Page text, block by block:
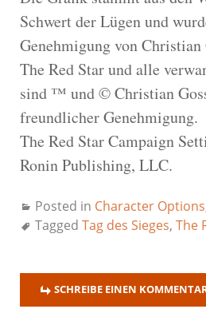
Schwert der Lügen und
Genehmigung von Christian
The Red Star und alle
sind ™ und © Christian
freundlicher Genehmigung.
The Red Star Campaign
Ronin Publishing, LLC.
Posted in Character Options
Tagged Tag des Sieges, The
SCHREIBE EINEN